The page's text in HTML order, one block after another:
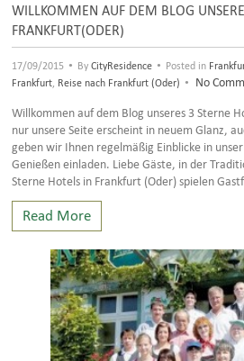
WILLKOMMEN AUF DEM BLOG
FRANKFURT(ODER)
17/09/2015 • ByCityResidence • Posted in
Frankfurt Reise nach Frankfurt (Oder) • No
Willkommen auf dem Blog unseres 3 Sterne
nur unsere Seite erscheint in neuem Glanz,
geben wir Ihnen regelmäßig Einblicke in
Genießen einladen. Liebe Gäste, in der
Sterne Hotels in Frankfurt (Oder) spielen
Read More